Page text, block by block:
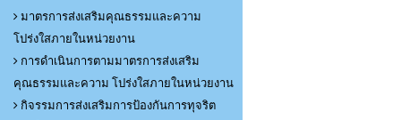
มาตรการส่งเสริมคุณธรรมและความ
โปร่งใสภายในหน่วยงาน
การดำเนินการตามมาตรการส่งเสริม
คุณธรรมและความ โปร่งใสภายในหน่วยงาน
กิจรรมการส่งเสริมการป้องกันการทุจริต